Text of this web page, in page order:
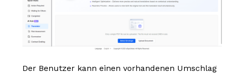
Der Benutzer kann einen vorhandenen Umschlag